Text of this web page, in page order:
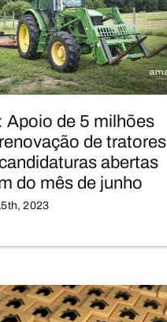
Apoio de 5 milhões
de tratores
abertas
do mês de junho
2023